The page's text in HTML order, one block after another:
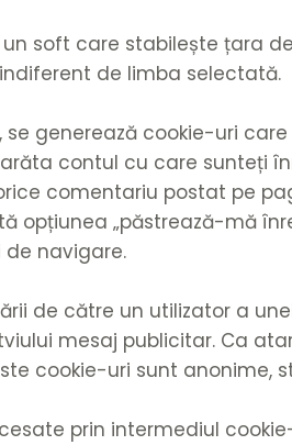
soft care stabilește țara
de limba selectată.
generează cookie-uri
contul cu care sunteți
comentariu postat pe
opțiunea „păstrează-mă
navigare.
de către un utilizator a
mesaj publicitar. Ca
cookie-uri sunt anonime,
prin intermediul